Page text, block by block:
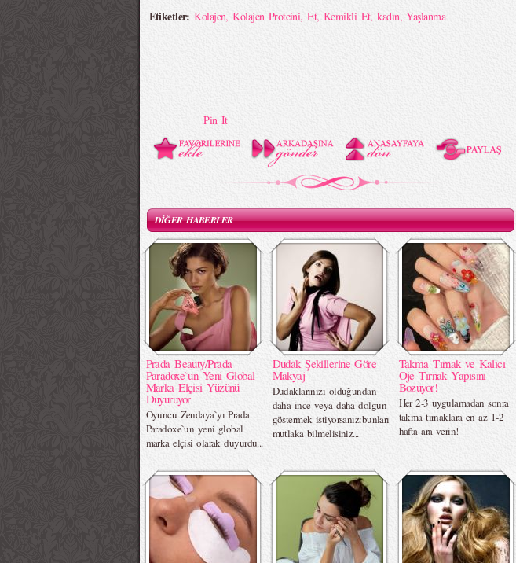
Etiketler:Kolajen,Kolajen Proteini,Et,Kemikli Et,kadın,Yaşlanma
Pin It
DİĞER HABERLER
Prada Beauty/Prada
Paradoxe`un Yeni Global
Marka Elçisi Yüzünü
Duyuruyor
Oyuncu Zendaya`yı Prada
Paradoxe`un yeni global
marka elçisi olarak duyurdu...
Dudak Şekillerine Göre
Makyaj
Dudaklarınızı olduğundan
daha ince veya daha dolgun
göstermek istiyorsanız:bunları
mutlaka bilmelisiniz...
Takma Tırnak ve Kalıcı
Oje Tırnak Yapısını
Bozuyor!
Her 2-3 uygulamadan sonra
takma tırnaklara en az 1-2
hafta ara verin!